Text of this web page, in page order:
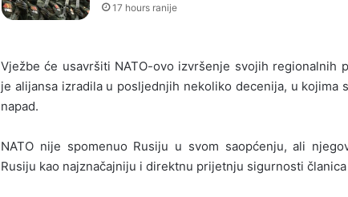
17 hours ranije
Vježbe će usavršiti NATO-ovo izvršenje svojih regionalnih
je alijansa izradila u posljednjih nekoliko decenija, u
napad.
NATO nije spomenuo Rusiju u svom saopćenju, ali
Rusiju kao najznačajniju i direktnu prijetnju sigurnosti članica